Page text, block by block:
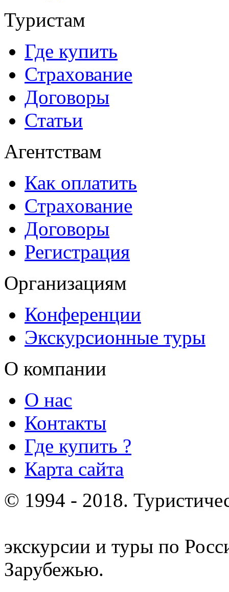
Туристам
Где купить
Страхование
Договоры
Статьи
Агентствам
Как оплатить
Страхование
Договоры
Регистрация
Организациям
Конференции
Экскурсионные туры
О компании
О нас
Контакты
Где купить ?
Карта сайта
© 1994 - 2018.
экскурсии и туры по
Зарубежью.